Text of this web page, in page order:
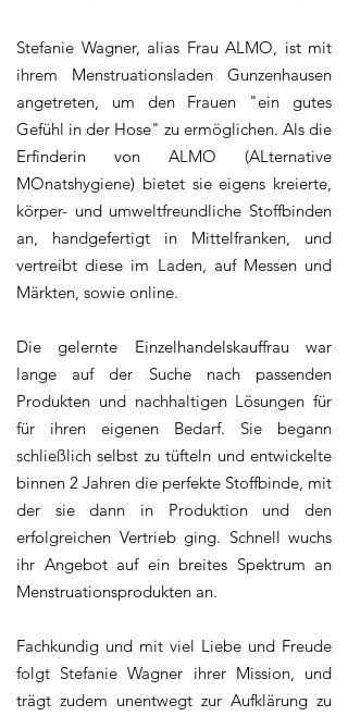
Stefanie Wagner, alias Frau ALMO, ist mit
ihrem Menstruationsladen Gunzenhausen
angetreten, um den Frauen "ein gutes
Gefühl in der Hose" zu ermöglichen. Als die
Erfinderin von ALMO (ALternative
MOnatshygiene) bietet sie eigens kreierte,
körper- und umweltfreundliche Stoffbinden
an, handgefertigt in Mittelfranken, und
vertreibt diese im Laden, auf Messen und
Märkten, sowie online.
Die gelernte Einzelhandelskauffrau war
lange auf der Suche nach passenden
Produkten und nachhaltigen Lösungen für
für ihren eigenen Bedarf. Sie begann
schließlich selbst zu tüfteln und entwickelte
binnen 2 Jahren die perfekte Stoffbinde, mit
der sie dann in Produktion und den
erfolgreichen Vertrieb ging. Schnell wuchs
ihr Angebot auf ein breites Spektrum an
Menstruationsprodukten an.
Fachkundig und mit viel Liebe und Freude
folgt Stefanie Wagner ihrer Mission, und
trägt zudem unentwegt zur Aufklärung zu